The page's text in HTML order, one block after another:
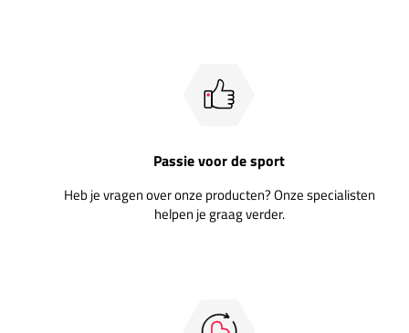
Passie voor de sport
Heb je vragen over onze producten? Onze specialisten
helpen je graag verder.